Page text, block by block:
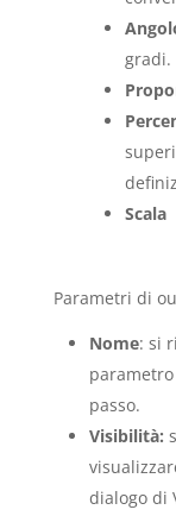
gradi.
Scala
Parametri di
Nome: si
passo.
Visibilità:
dialogo di